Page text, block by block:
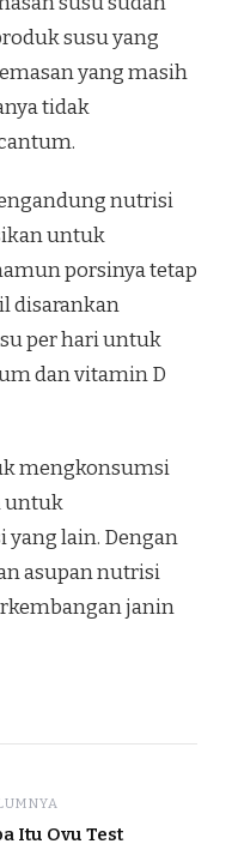
susu yang
yang masih
tidak
nutrisi
untuk
porsinya tetap
disarankan
per hari untuk
dan vitamin D
mengkonsumsi
untuk
lain. Dengan
asupan nutrisi
janin
Itu Ovu Test